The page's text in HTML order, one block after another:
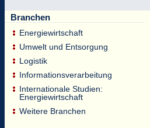
Branchen
Energiewirtschaft
Umwelt und Entsorgung
Logistik
Informationsverarbeitung
Internationale Studien:
Energiewirtschaft
Weitere Branchen